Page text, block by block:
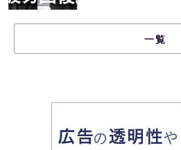
一覧